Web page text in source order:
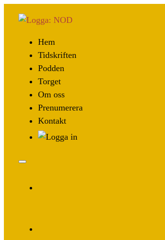
Hem
Tidskriften
Podden
Torget
Om oss
Prenumerera
Kontakt